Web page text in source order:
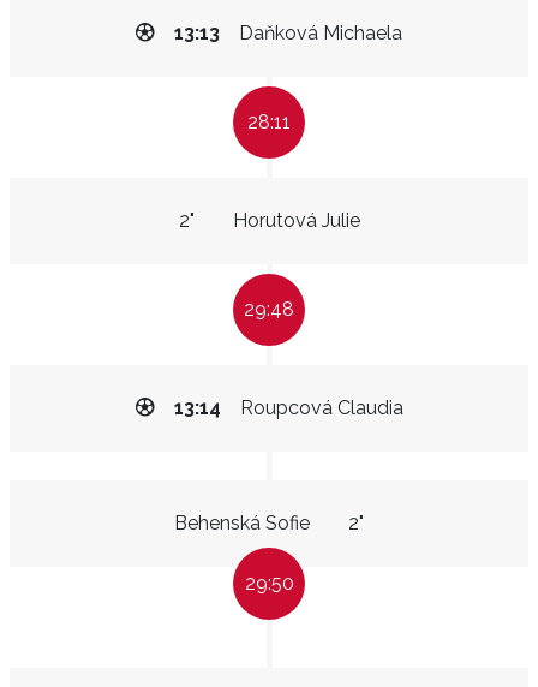
Daňková Michaela
13:13
28:11
Horutová Julie
2"
29:48
Roupcová Claudia
13:14
Behenská Sofie 2"
29:50